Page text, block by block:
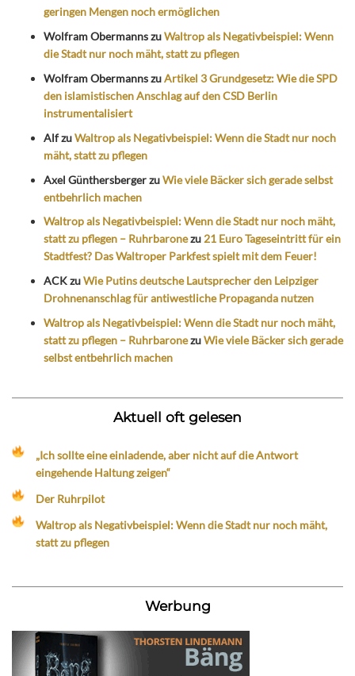
geringen Mengen noch ermöglichen
Wolfram ObermannszuWaltrop als Negativbeispiel: Wenn
die Stadt nur noch mäht, statt zu pflegen
Wolfram ObermannszuArtikel 3 Grundgesetz: Wie die SPD
den islamistischen Anschlag auf den CSD Berlin
instrumentalisiert
AlfzuWaltrop als Negativbeispiel: Wenn die Stadt nur noch
mäht, statt zu pflegen
Axel GünthersbergerzuWie viele Bäcker sich gerade selbst
entbehrlich machen
Waltrop als Negativbeispiel: Wenn die Stadt nur noch mäht,
statt zu pflegen – Ruhrbaronezu21 Euro Tageseintritt für ein
Stadtfest? Das Waltroper Parkfest spielt mit dem Feuer!
ACKzuWie Putins deutsche Lautsprecher den Leipziger
Drohnenanschlag für antiwestliche Propaganda nutzen
Waltrop als Negativbeispiel: Wenn die Stadt nur noch mäht,
statt zu pflegen – RuhrbaronezuWie viele Bäcker sich gerade
selbst entbehrlich machen
Aktuell oft gelesen
„Ich sollte eine einladende, aber nicht auf die Antwort
eingehende Haltung zeigen“
Der Ruhrpilot
Waltrop als Negativbeispiel: Wenn die Stadt nur noch mäht,
statt zu pflegen
Werbung